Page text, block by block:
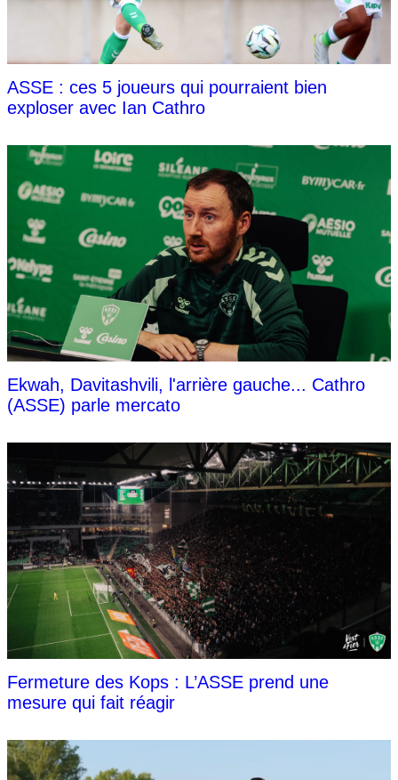
ASSE : ces 5 joueurs qui pourraient bien
exploser avec Ian Cathro
Ekwah, Davitashvili, l'arrière gauche... Cathro
(ASSE) parle mercato
Fermeture des Kops : L’ASSE prend une
mesure qui fait réagir